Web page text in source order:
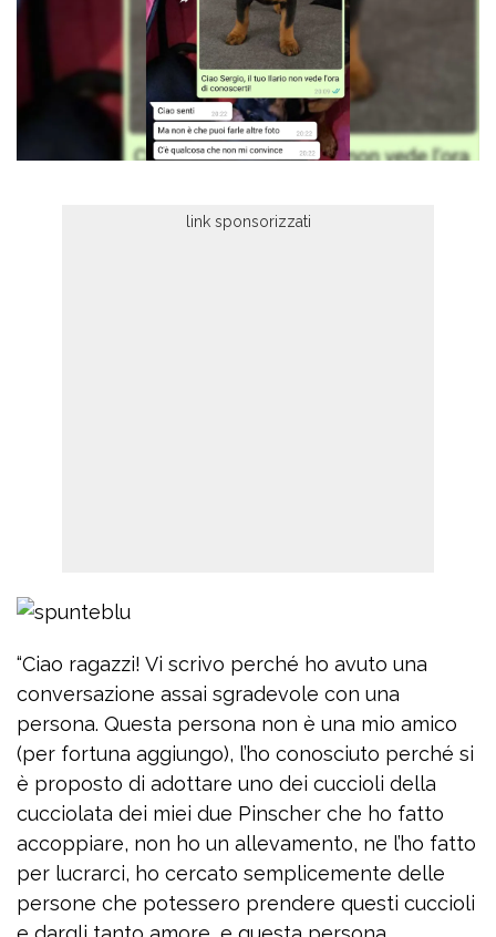
“Ciao ragazzi! Vi scrivo perché ho avuto una
conversazione assai sgradevole con una
persona. Questa persona non è una mio amico
(per fortuna aggiungo), l’ho conosciuto perché si
è proposto di adottare uno dei cuccioli della
cucciolata dei miei due Pinscher che ho fatto
accoppiare, non ho un allevamento, ne l’ho fatto
per lucrarci, ho cercato semplicemente delle
persone che potessero prendere questi cuccioli